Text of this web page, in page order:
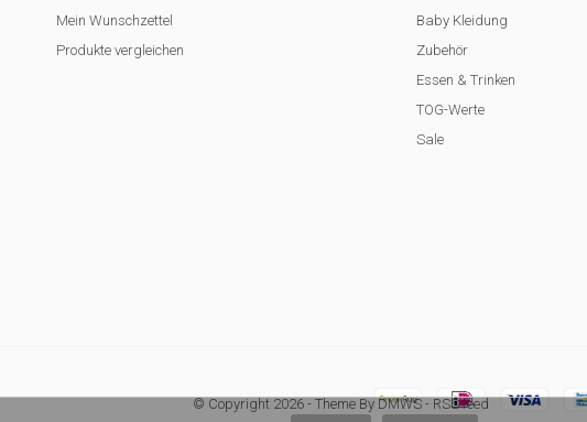
Mein Wunschzettel
Produkte vergleichen
Baby Kleidung
Zubehör
Essen & Trinken
TOG-Werte
Sale
© Copyright 2026- Theme By DMWS- RSS feed